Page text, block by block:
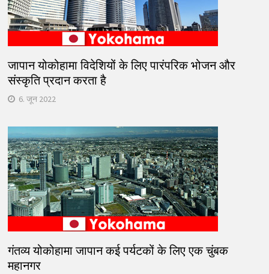
जापान योकोहामा विदेशियों के लिए पारंपरिक भोजन और
संस्कृति प्रदान करता है
6. जून 2022
गंतव्य योकोहामा जापान कई पर्यटकों के लिए एक चुंबक
महानगर